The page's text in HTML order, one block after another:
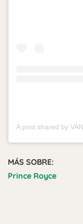
MÁS SOBRE:
Prince Royce